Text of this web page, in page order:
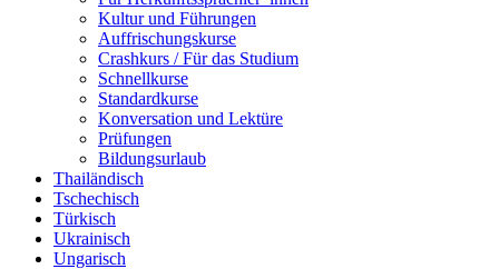
Kultur und Führungen
Auffrischungskurse
Crashkurs / Für das Studium
Schnellkurse
Standardkurse
Konversation und Lektüre
Prüfungen
Bildungsurlaub
Thailändisch
Tschechisch
Türkisch
Ukrainisch
Ungarisch